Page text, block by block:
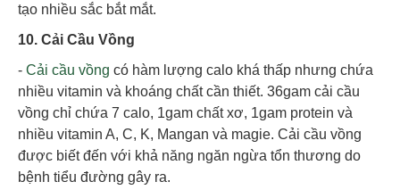
tạo nhiều sắc bắt mắt.
10. Cải Cầu Vồng
- Cải cầu vồng có hàm lượng calo khá thấp nhưng chứa
nhiều vitamin và khoáng chất cần thiết. 36gam cải cầu
vồng chỉ chứa 7 calo, 1gam chất xơ, 1gam protein và
nhiều vitamin A, C, K, Mangan và magie. Cải cầu vồng
được biết đến với khả năng ngăn ngừa tổn thương do
bệnh tiểu đường gây ra.